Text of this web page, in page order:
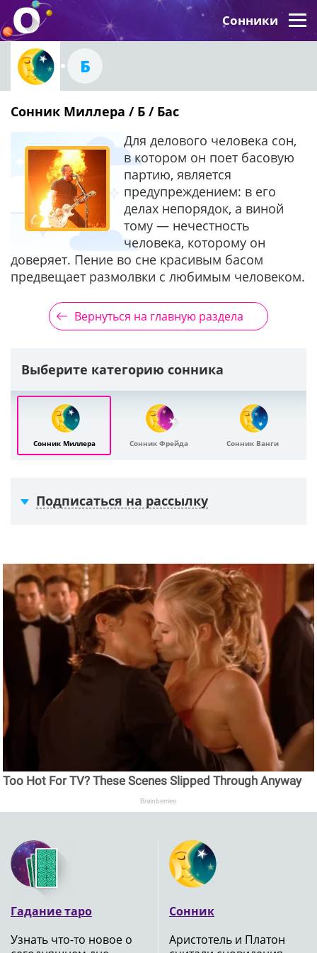
Сонники
Б
Сонник Миллера / Б / Бас
Для делового человека сон,
в котором он поет басовую
партию, является
предупреждением: в его
делах непорядок, а виной
тому — нечестность
человека, которому он
доверяет. Пение во сне красивым басом
предвещает размолвки с любимым человеком.
Вернуться на главную раздела
Выберите категорию сонника
Сонник Миллера Сонник Фрейда Сонник Ванги
Подписаться на рассылку
Too Hot For TV? These Scenes Slipped Through Anyway
Brainberries
Гадание таро
Узнать что-то новое о
Сонник
Аристотель и Платон